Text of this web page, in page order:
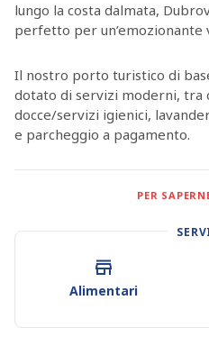
lungo la costa dalmata,
perfetto per un’emozionante
Il nostro porto turistico di
dotato di servizi moderni, tra
docce/servizi igienici,
e parcheggio a pagamento.
Konzum, che offre una
viaggio.
Le acque croate offrono
notturna, dalla saporita
PER
Alimentari